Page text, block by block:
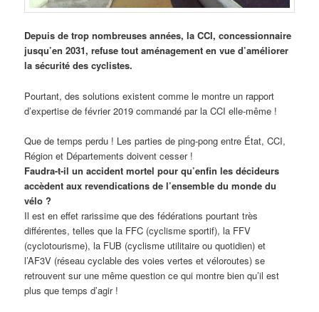
Depuis de trop nombreuses années, la CCI, concessionnaire
jusqu’en 2031, refuse tout aménagement en vue d’améliorer
la sécurité des cyclistes.
Pourtant, des solutions existent comme le montre un rapport
d’expertise de février 2019 commandé par la CCI elle-même !
Que de temps perdu ! Les parties de ping-pong entre État, CCI,
Région et Départements doivent cesser !
Faudra-t-il un accident mortel pour qu’enfin les décideurs
accèdent aux revendications de l’ensemble du monde du
vélo ?
Il est en effet rarissime que des fédérations pourtant très
différentes, telles que la FFC (cyclisme sportif), la FFV
(cyclotourisme), la FUB (cyclisme utilitaire ou quotidien) et
l’AF3V (réseau cyclable des voies vertes et véloroutes) se
retrouvent sur une même question ce qui montre bien qu’il est
plus que temps d’agir !